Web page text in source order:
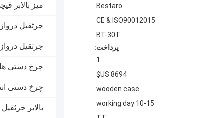
میز بالابر
جرثقیل
جرثقیل
چرخ دستی
چرخ دستی
بالابر
Bestaro
CE & ISO90012015
BT-30T
پرداخت:
1
8694 US$
wooden case
10-15 working day